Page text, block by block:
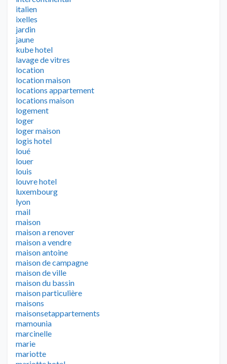
italien
ixelles
jardin
jaune
kube hotel
lavage de vitres
location
location maison
locations appartement
locations maison
logement
loger
loger maison
logis hotel
loué
louer
louis
louvre hotel
luxembourg
lyon
mail
maison
maison a renover
maison a vendre
maison antoine
maison de campagne
maison de ville
maison du bassin
maison particulière
maisons
maisonsetappartements
mamounia
marcinelle
marie
mariotte